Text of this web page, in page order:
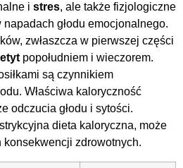
i stres, ale także fizjologiczne
głodu emocjonalnego.
zwłaszcza w pierwszej części
popołudniem i wieczorem.
są czynnikiem
Właściwa kaloryczność
odczucia głodu i sytości.
dieta kaloryczna, może
zdrowotnych.